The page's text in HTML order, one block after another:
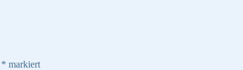
* markiert